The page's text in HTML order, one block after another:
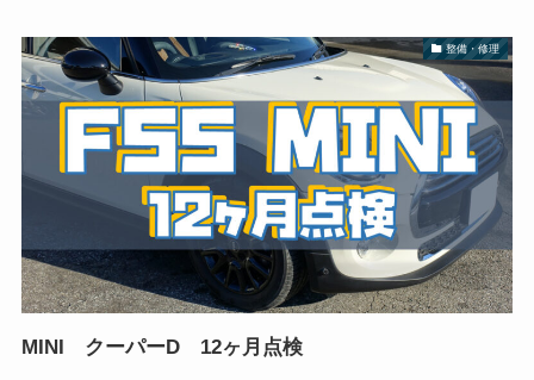
整備・修理
MINI クーパーD 12ヶ月点検